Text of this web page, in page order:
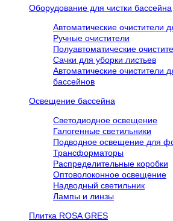
Оборудование для чистки бассейна
Автоматические очистители
Ручные очистители
Полуавтоматические
Сачки для уборки листьев
Автоматические очистители
бассейнов
Освещение бассейна
Светодиодное освещение
Галогенные светильники
Подводное освещение для
Трансформаторы
Распределительные коробки
Оптоволоконное освещение
Надводный светильник
Лампы и линзы
Плитка ROSA GRES